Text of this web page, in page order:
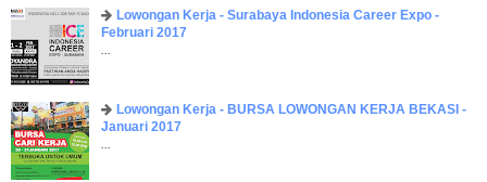
Lowongan Kerja - Surabaya Indonesia Career Expo -
Februari 2017
...
Lowongan Kerja - BURSA LOWONGAN KERJA BEKASI -
Januari 2017
...